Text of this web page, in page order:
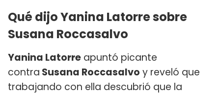
Qué dijo Yanina Latorre sobre
Susana Roccasalvo
Yanina Latorre apuntó picante
contra Susana Roccasalvo y reveló que
trabajando con ella descubrió que la